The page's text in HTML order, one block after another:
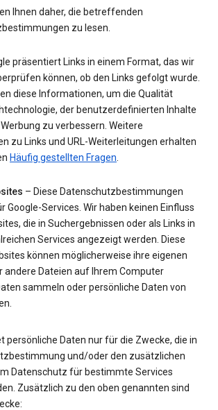
Ihnen daher, die betreffenden
zu lesen.
präsentiert Links in einem Format, das wir
können, ob den Links gefolgt wurde.
diese Informationen, um die Qualität
der benutzerdefinierten Inhalte
zu verbessern. Weitere
zu Links und URL-Weiterleitungen erhalten
Häufig gestellten Fragen
– Diese Datenschutzbestimmungen
Google-Services. Wir haben keinen Einfluss
die in Suchergebnissen oder als Links in
Services angezeigt werden. Diese
können möglicherweise ihre eigenen
andere Dateien auf Ihrem Computer
sammeln oder persönliche Daten von
persönliche Daten nur für die Zwecke, die in
und/oder den zusätzlichen
Datenschutz für bestimmte Services
Zusätzlich zu den oben genannten sind